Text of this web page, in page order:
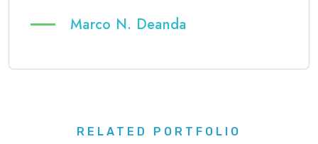
Marco N. Deanda
RELATED PORTFOLIO